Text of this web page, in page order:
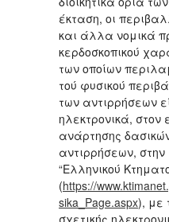
έκταση, οι
και άλλα νομικά
κερδοσκοπικού
των οποίων
τού φυσικού
των αντιρρήσεων
ηλεκτρονικά, στον
ανάρτησης
αντιρρήσεων, στην
“Ελληνικού
(https://
sika_Page.aspx), με
σχετικής